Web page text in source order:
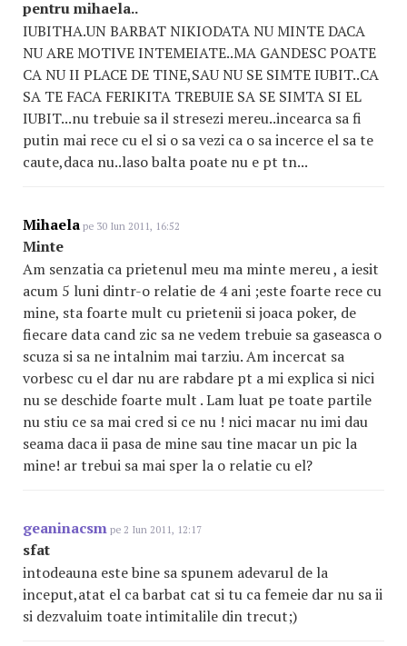
pentru mihaela..
IUBITHA.UN BARBAT NIKIODATA NU MINTE DACA
NU ARE MOTIVE INTEMEIATE..MA GANDESC POATE
CA NU II PLACE DE TINE,SAU NU SE SIMTE IUBIT..CA
SA TE FACA FERIKITA TREBUIE SA SE SIMTA SI EL
IUBIT...nu trebuie sa il stresezi mereu..incearca sa fi
putin mai rece cu el si o sa vezi ca o sa incerce el sa te
caute,daca nu..laso balta poate nu e pt tn...
Mihaela pe 30 Iun 2011, 16:52
Minte
Am senzatia ca prietenul meu ma minte mereu , a iesit
acum 5 luni dintr-o relatie de 4 ani ;este foarte rece cu
mine, sta foarte mult cu prietenii si joaca poker, de
fiecare data cand zic sa ne vedem trebuie sa gaseasca o
scuza si sa ne intalnim mai tarziu. Am incercat sa
vorbesc cu el dar nu are rabdare pt a mi explica si nici
nu se deschide foarte mult . Lam luat pe toate partile
nu stiu ce sa mai cred si ce nu ! nici macar nu imi dau
seama daca ii pasa de mine sau tine macar un pic la
mine! ar trebui sa mai sper la o relatie cu el?
geaninacsm pe 2 Iun 2011, 12:17
sfat
intodeauna este bine sa spunem adevarul de la
inceput,atat el ca barbat cat si tu ca femeie dar nu sa ii
si dezvaluim toate intimitalile din trecut;)